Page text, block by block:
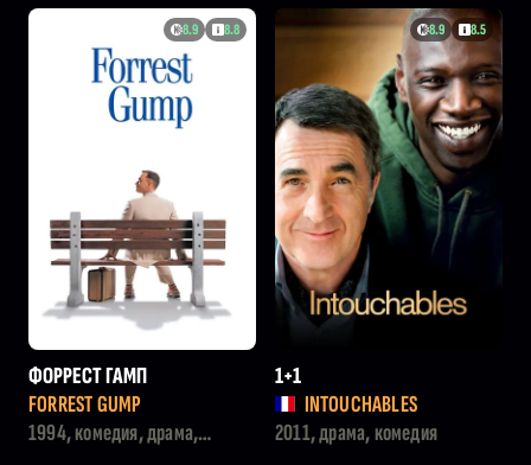
8.9 8.8
ФОРРЕСТ ГАМП
FORREST GUMP
1994, комедия, драма,
8.9 8.5
1+1
INTOUCHABLES
2011, драма, комедия